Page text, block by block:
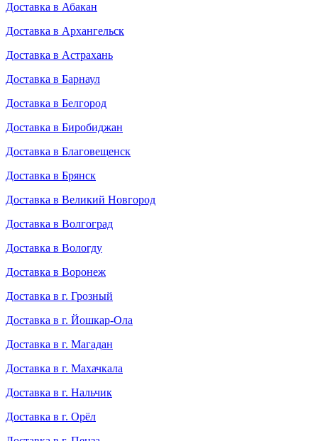
Доставка в Абакан
Доставка в Архангельск
Доставка в Астрахань
Доставка в Барнаул
Доставка в Белгород
Доставка в Биробиджан
Доставка в Благовещенск
Доставка в Брянск
Доставка в Великий Новгород
Доставка в Волгоград
Доставка в Вологду
Доставка в Воронеж
Доставка в г. Грозный
Доставка в г. Йошкар-Ола
Доставка в г. Магадан
Доставка в г. Махачкала
Доставка в г. Нальчик
Доставка в г. Орёл